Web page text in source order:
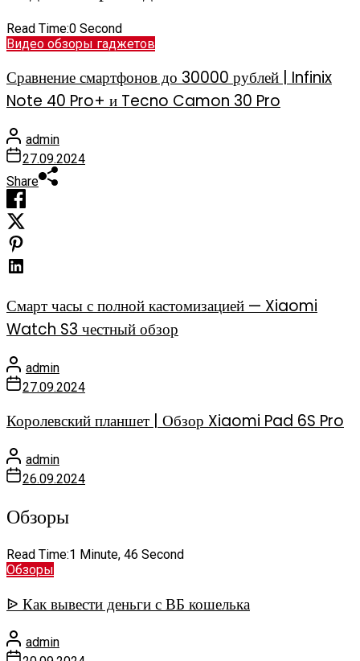
Read Time:0 Second
Видео обзоры гаджетов
Сравнение смартфонов до 30000 рублей | Infinix
Note 40 Pro+ и Tecno Camon 30 Pro
admin
27.09.2024
Share
Смарт часы с полной кастомизацией — Xiaomi
Watch S3 честный обзор
admin
27.09.2024
Королевский планшет | Обзор Xiaomi Pad 6S Pro
admin
26.09.2024
Обзоры
Read Time:1 Minute, 46 Second
Обзоры
ᐉ Как вывести деньги с ВБ кошелька
admin